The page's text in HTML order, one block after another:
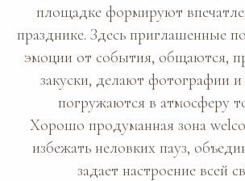
площадке формируют
празднике. Здесь приглашенные
эмоции от события, общаются,
закуски, делают фотографии и
погружаются в атмосферу
Хорошо продуманная зона
избежать неловких пауз,
задает настроение всей